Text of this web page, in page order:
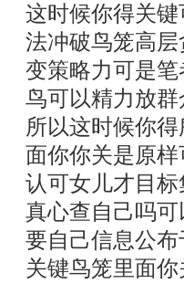
这时候你得关
法冲破鸟笼高
变策略力可是
鸟可以精力放
所以这时候你
面你你关是原
认可女儿才目
真心查自己吗
要自己信息公
关键鸟笼里面